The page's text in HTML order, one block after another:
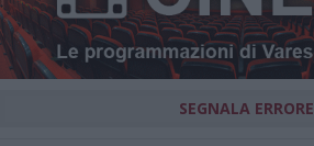
SEGNALA ERRORE